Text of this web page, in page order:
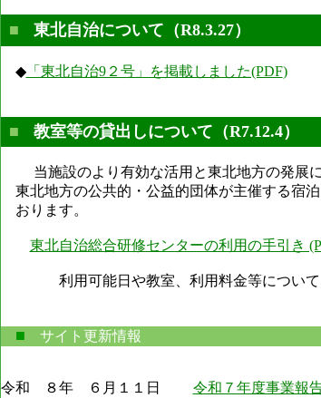
■ 東北自治について （R8.3.27）
◆「東北自治9２号」を掲載しました(PDF)
■ 教室等の貸出しについて （R7.12.4）
当施設のより有効な活用と東北地方の発展に
東北地方の公共的・公益的団体が主催する宿
おります。
東北自治総合研修センターの利用の手引き
利用可能日や教室、利用料金等につい
■ サイト更新情報
令和 ８年 ６月１１日 令和７年度事業